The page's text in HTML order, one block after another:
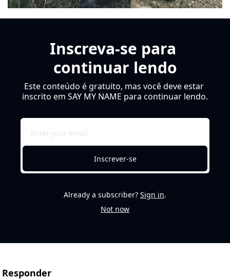
Inscreva-se para
continuar lendo
Este conteúdo é gratuito, mas você deve estar
inscrito em SAY MY NAME para continuar lendo.
Inscrever-se
Already a subscriber? Sign in.
Not now
Responder